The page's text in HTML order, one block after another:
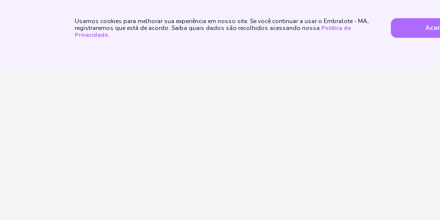
República Tcheca
Usamos cookies para melhorar sua experiência em nosso site. Se você continuar a usar o Embralote - MA,
registraremos que está de acordo. Saiba quais dados são recolhidos acessando nossa Politica de
Privacidade.